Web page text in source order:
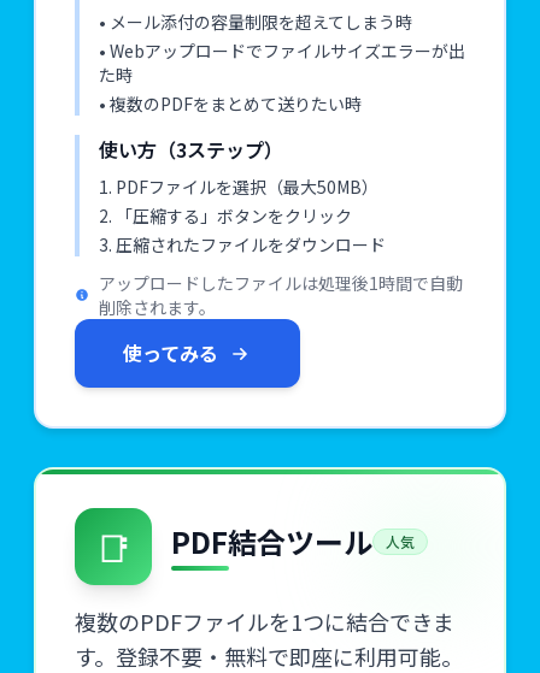
• メール添付の容量制限を超えてしまう時
• Webアップロードでファイルサイズエラーが出
た時
• 複数のPDFをまとめて送りたい時
使い方（3ステップ）
1. PDFファイルを選択（最大50MB）
2. 「圧縮する」ボタンをクリック
3. 圧縮されたファイルをダウンロード
アップロードしたファイルは処理後1時間で自動
削除されます。
使ってみる
📑 PDF結合ツール 人気
複数のPDFファイルを1つに結合できま
す。登録不要・無料で即座に利用可能。